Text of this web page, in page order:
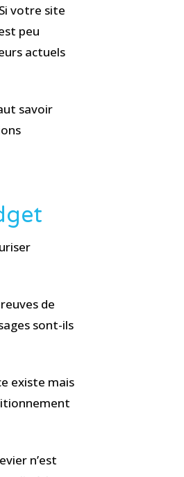
votre site
peu
actuels
savoir
de
sont-ils
existe mais
n’est